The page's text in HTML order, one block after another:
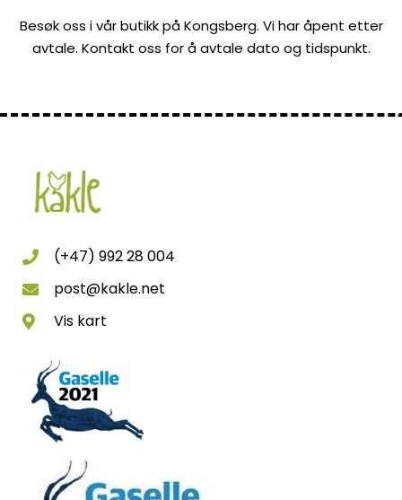
Besøk oss i vår butikk på Kongsberg. Vi har åpent etter
avtale. Kontakt oss for å avtale dato og tidspunkt.
(+47) 992 28 004
post@kakle.net
Vis kart